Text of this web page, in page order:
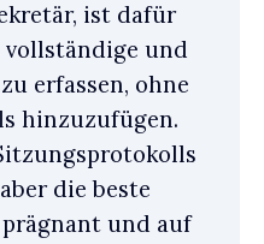
ist dafür
und
erfassen, ohne
hinzuzufügen.
die beste
prägnant und auf